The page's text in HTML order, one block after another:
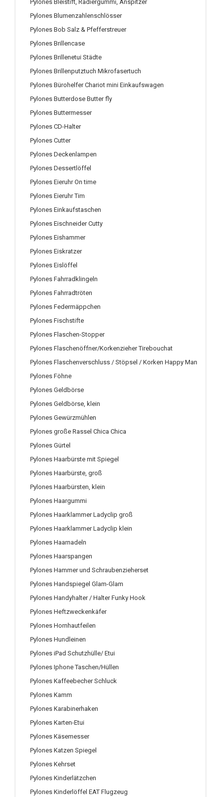
Pylones Bleistift, Radiergummi, Anspitzer
Pylones Blumenzahlenschlösser
Pylones Bob Salz & Pfefferstreuer
Pylones Brillencase
Pylones Brillenetui Städte
Pylones Brillenputztuch Mikrofasertuch
Pylones Bürohelfer Chariot mini Einkaufswagen
Pylones Butterdose Butter fly
Pylones Buttermesser
Pylones CD-Halter
Pylones Cutter
Pylones Deckenlampen
Pylones Dessertlöffel
Pylones Eieruhr On time
Pylones Eieruhr Tim
Pylones Einkaufstaschen
Pylones Eischneider Cutty
Pylones Eishammer
Pylones Eiskratzer
Pylones Eislöffel
Pylones Fahrradklingeln
Pylones Fahrradtröten
Pylones Federmäppchen
Pylones Fischstifte
Pylones Flaschen-Stopper
Pylones Flaschenöffner/Korkenzieher Tirebouchat
Pylones Flaschenverschluss / Stöpsel / Korken Happy Man
Pylones Föhne
Pylones Geldbörse
Pylones Geldbörse, klein
Pylones Gewürzmühlen
Pylones große Rassel Chica Chica
Pylones Gürtel
Pylones Haarbürste mit Spiegel
Pylones Haarbürste, groß
Pylones Haarbürsten, klein
Pylones Haargummi
Pylones Haarklammer Ladyclip groß
Pylones Haarklammer Ladyclip klein
Pylones Haarnadeln
Pylones Haarspangen
Pylones Hammer und Schraubenzieherset
Pylones Handspiegel Glam-Glam
Pylones Handyhalter / Halter Funky Hook
Pylones Heftzweckenkäfer
Pylones Hornhautfeilen
Pylones Hundleinen
Pylones iPad Schutzhülle/ Etui
Pylones Iphone Taschen/Hüllen
Pylones Kaffeebecher Schluck
Pylones Kamm
Pylones Karabinerhaken
Pylones Karten-Etui
Pylones Käsemesser
Pylones Katzen Spiegel
Pylones Kehrset
Pylones Kinderlätzchen
Pylones Kinderlöffel EAT Flugzeug